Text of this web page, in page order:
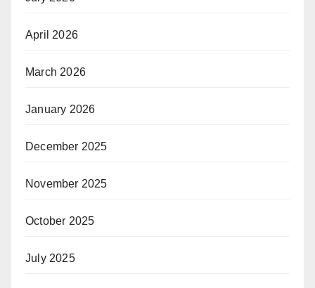
April 2026
March 2026
January 2026
December 2025
November 2025
October 2025
July 2025